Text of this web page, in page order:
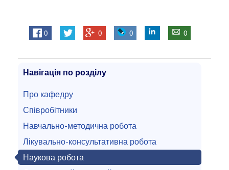
0 0 0 0
Навігація по розділу
Про кафедру
Співробітники
Навчально-методична робота
Лікувально-консультативна робота
Наукова робота